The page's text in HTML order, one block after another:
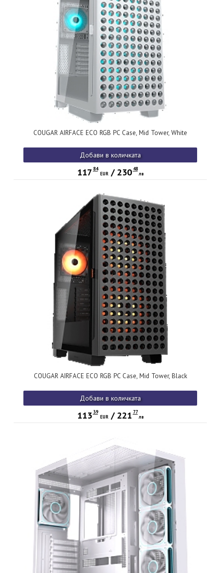
COUGAR AIRFACE ECO RGB PC Case, Mid Tower, White
Добави в количката
117 84
EUR/ 230 48
лв
COUGAR AIRFACE ECO RGB PC Case, Mid Tower, Black
Добави в количката
113 39
EUR/ 221 77
лв